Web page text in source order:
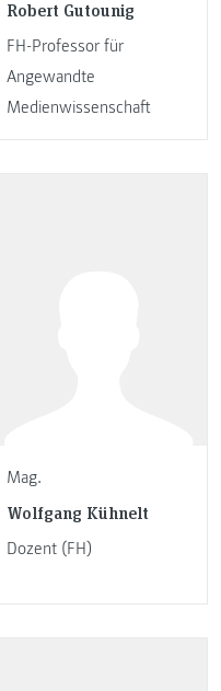
Robert Gutounig
FH-Professor für
Angewandte
Medienwissenschaft
Mag.
Wolfgang Kühnelt
Dozent (FH)